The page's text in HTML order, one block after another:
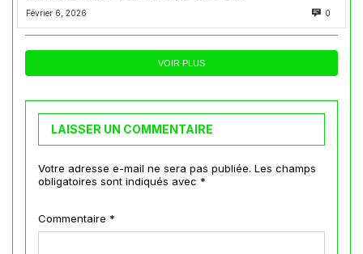
Février 6, 2026 0
VOIR PLUS
LAISSER UN COMMENTAIRE
Votre adresse e-mail ne sera pas publiée. Les champs
obligatoires sont indiqués avec *
Commentaire *